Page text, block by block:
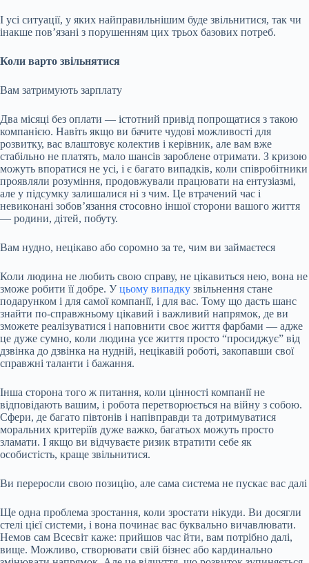
І усі ситуації, у яких найправильнішим буде звільнитися, так чи
інакше пов’язані з порушенням цих трьох базових потреб.
Коли варто звільнятися
Вам затримують зарплату
Два місяці без оплати — істотний привід попрощатися з такою
компанією. Навіть якщо ви бачите чудові можливості для
розвитку, вас влаштовує колектив і керівник, але вам вже
стабільно не платять, мало шансів зароблене отримати. З кризою
можуть впоратися не усі, і є багато випадків, коли співробітники
проявляли розуміння, продовжували працювати на ентузіазмі,
але у підсумку залишалися ні з чим. Це втрачений час і
невиконані зобов’язання стосовно іншої сторони вашого життя
— родини, дітей, побуту.
Вам нудно, нецікаво або соромно за те, чим ви займаєтеся
Коли людина не любить свою справу, не цікавиться нею, вона не
зможе робити її добре. Уцьому випадку звільнення стане
подарунком і для самої компанії, і для вас. Тому що дасть шанс
знайти по-справжньому цікавий і важливий напрямок, де ви
зможете реалізуватися і наповнити своє життя фарбами — адже
це дуже сумно, коли людина усе життя просто “просиджує” від
дзвінка до дзвінка на нудній, нецікавій роботі, закопавши свої
справжні таланти і бажання.
Інша сторона того ж питання, коли цінності компанії не
відповідають вашим, і робота перетворюється на війну з собою.
Сфери, де багато півтонів і напівправди та дотримуватися
моральних критеріїв дуже важко, багатьох можуть просто
зламати. І якщо ви відчуваєте ризик втратити себе як
особистість, краще звільнитися.
Ви переросли свою позицію, але сама система не пускає вас далі
Ще одна проблема зростання, коли зростати нікуди. Ви досягли
стелі цієї системи, і вона починає вас буквально вичавлювати.
Немов сам Всесвіт каже: прийшов час йти, вам потрібно далі,
вище. Можливо, створювати свій бізнес або кардинально